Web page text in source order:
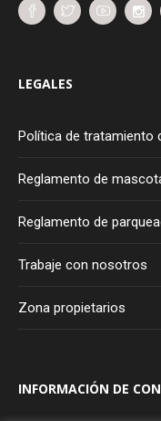
LEGALES
Política de tratamiento
Reglamento de
Reglamento de
Trabaje con nosotros
Zona propietarios
INFORMACIÓN DE